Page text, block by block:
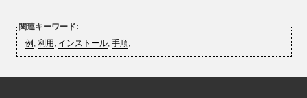
関連キーワード:
例 , 利用 , インストール, 手順,